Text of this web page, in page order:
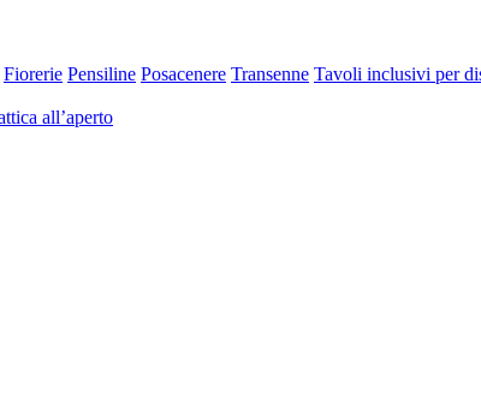
Fiorerie Pensiline Posacenere Transenne Tavoli inclusivi per
all’aperto